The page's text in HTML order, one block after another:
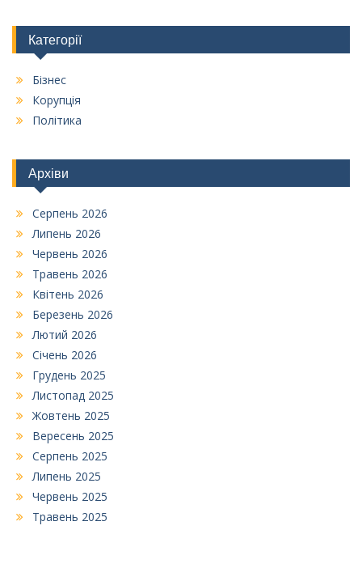
Категорії
Бізнес
Корупція
Політика
Архіви
Серпень 2026
Липень 2026
Червень 2026
Травень 2026
Квітень 2026
Березень 2026
Лютий 2026
Січень 2026
Грудень 2025
Листопад 2025
Жовтень 2025
Вересень 2025
Серпень 2025
Липень 2025
Червень 2025
Травень 2025